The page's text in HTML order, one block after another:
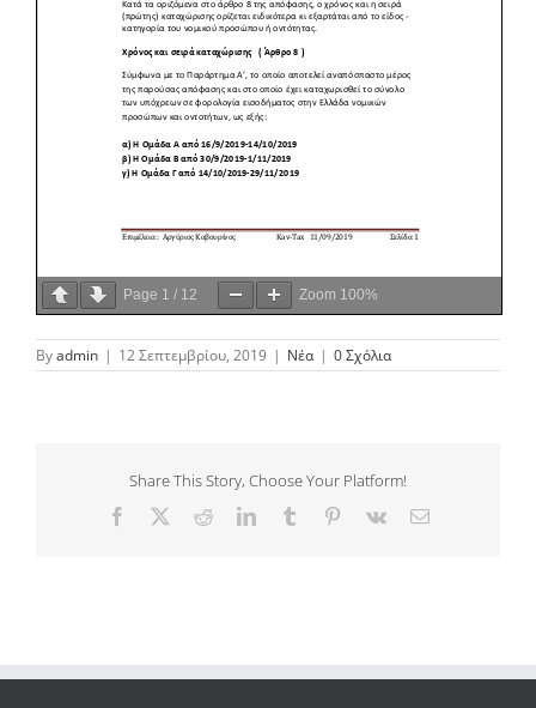
Page 1 / 12 Zoom 100%
Byadmin | 12 Σεπτεμβρίου, 2019 | Νέα | 0 Σχόλια
Share This Story, Choose Your Platform!
Facebook
TwitterRedditLinkedInTumblr Pinterest
Vk Email